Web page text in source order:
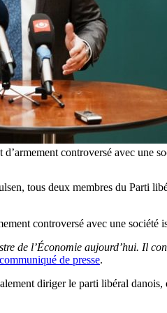
d’armement controversé avec
tous deux membres du Parti
controversé avec une société
de l’Économie aujourd’hui. Il
communiqué de presse.
diriger le parti libéral